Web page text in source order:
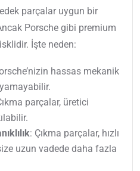
parçalar uygun bir
Porsche gibi premium
İşte neden:
hassas mekanik
parçalar, üretici
: Çıkma parçalar, hızlı
uzun vadede daha fazla